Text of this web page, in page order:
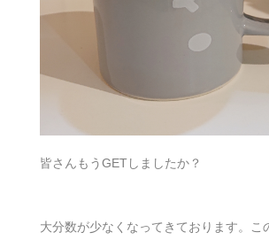
皆さんもうGETしましたか？
大分数が少なくなってきております。こ